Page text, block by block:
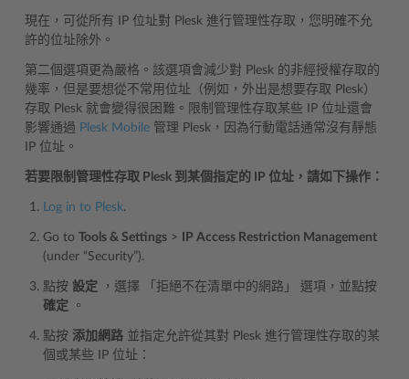
現在，可從所有 IP 位址對 Plesk 進行管理性存取，您明確不允
許的位址除外。
第二個選項更為嚴格。該選項會減少對 Plesk 的非經授權存取的
幾率，但是要想從不常用位址（例如，外出是想要存取 Plesk）
存取 Plesk 就會變得很困難。限制管理性存取某些 IP 位址還會
影響通過 Plesk Mobile 管理 Plesk，因為行動電話通常沒有靜態
IP 位址。
若要限制管理性存取 Plesk 到某個指定的 IP 位址，請如下操作：
Log in to Plesk.
Go to Tools & Settings >
IP Access Restriction Management
(under “Security”).
點按 設定 ，選擇 「拒絕不在清單中的網路」 選項，並點按
確定 。
點按 添加網路 並指定允許從其對 Plesk 進行管理性存取的某
個或某些 IP 位址：